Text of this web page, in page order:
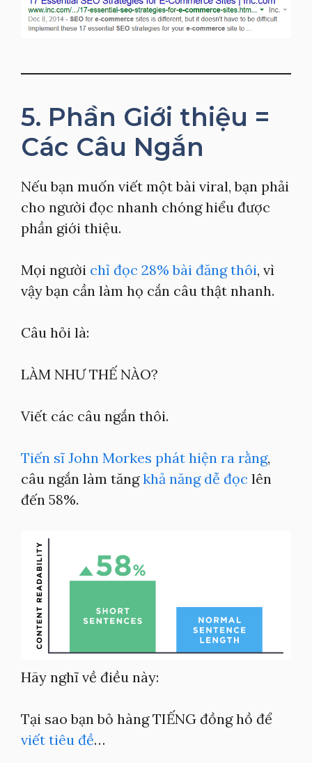
5. Phần Giới thiệu =
Các Câu Ngắn
Nếu bạn muốn viết một bài viral, bạn phải
cho người đọc nhanh chóng hiểu được
phần giới thiệu.
Mọi người chỉ đọc 28% bài đăng thôi, vì
vậy bạn cần làm họ cắn câu thật nhanh.
Câu hỏi là:
LÀM NHƯ THẾ NÀO?
Viết các câu ngắn thôi.
Tiến sĩ John Morkes phát hiện ra rằng,
câu ngắn làm tăngkhả năng dễ đọc lên
đến 58%.
Hãy nghĩ về điều này:
Tại sao bạn bỏ hàng TIẾNG đồng hồ để
viết tiêu đề…